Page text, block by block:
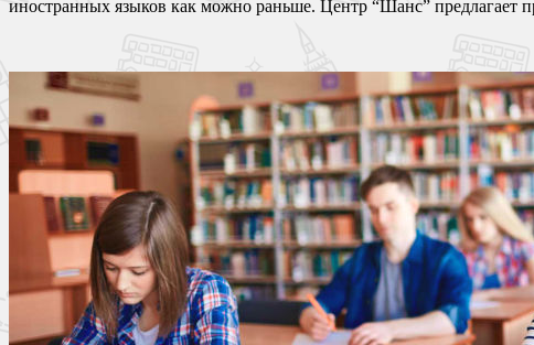
иностранных языков как можно раньше. Центр “Шанс” предлагает